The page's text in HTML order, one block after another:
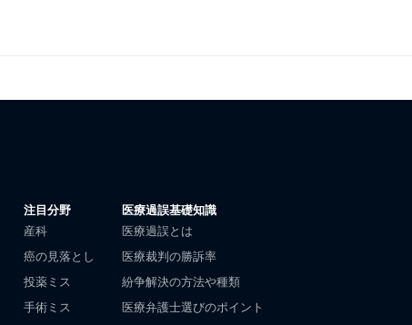
注目分野
産科
癌の見落とし
投薬ミス
手術ミス
医療過誤基礎知識
医療過誤とは
医療裁判の勝訴率
紛争解決の方法や種類
医療弁護士選びのポイント